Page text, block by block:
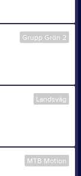
Grupp Grön 2
Landsväg
MTB Motion